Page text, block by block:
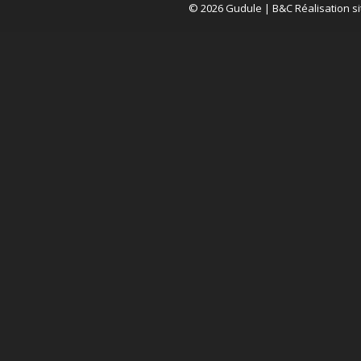
© 2026 Gudule | B&C Réalisation